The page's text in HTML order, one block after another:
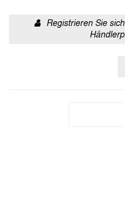
Registrieren Sie